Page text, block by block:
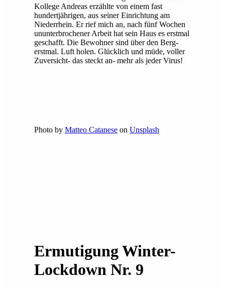
Kollege Andreas erzählte von einem fast
hundertjährigen, aus seiner Einrichtung am
Niederrhein. Er rief mich an, nach fünf Wochen
ununterbrochener Arbeit hat sein Haus es erstmal
geschafft. Die Bewohner sind über den Berg-
erstmal. Luft holen. Glücklich und müde, voller
Zuversicht- das steckt an- mehr als jeder Virus!
Photo by Matteo Catanese on Unsplash
Ermutigung Winter-
Lockdown Nr. 9